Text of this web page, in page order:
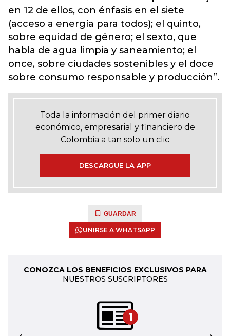
en 12 de ellos, con énfasis en el siete
(acceso a energía para todos); el quinto,
sobre equidad de género; el sexto, que
habla de agua limpia y saneamiento; el
once, sobre ciudades sostenibles y el doce
sobre consumo responsable y producción”.
Toda la información del primer diario
económico, empresarial y financiero de
Colombia a tan solo un clic
DESCARGUE LA APP
GUARDAR
UNIRSE A WHATSAPP
CONOZCA LOS BENEFICIOS EXCLUSIVOS PARA
NUESTROS SUSCRIPTORES
1